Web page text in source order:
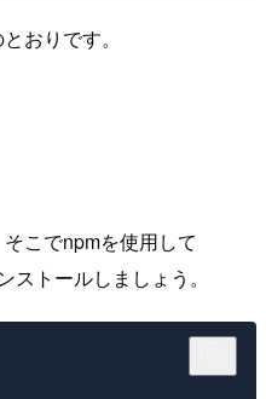
おりです。
こでnpmを使用して
トールしましょう。